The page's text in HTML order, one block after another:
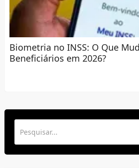
Biometria no INSS: O Que
Beneficiários em 2026?